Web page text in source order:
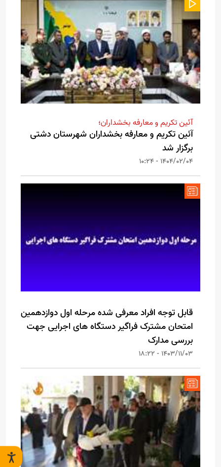
آئین تکریم و معارفه بخشداران؛
آئین تکریم و معارفه بخشداران شهرستان دشتی
برگزار شد
1404/02/04 - 10:24
قابل توجه افراد معرفی شده مرحله اول دوازدهمین
امتحان مشترک فراگیر دستگاه های اجرایی جهت
بررسی مدارک
1403/11/03 - 18:22